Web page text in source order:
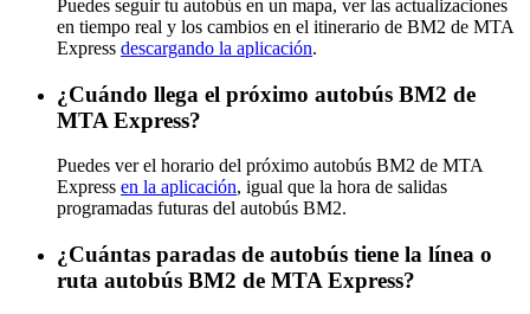
Puedes seguir tu autobús en un mapa, ver las actualizaciones
en tiempo real y los cambios en el itinerario de BM2 de MTA
Express descargando la aplicación.
¿Cuándo llega el próximo autobús BM2 de
MTA Express?
Puedes ver el horario del próximo autobús BM2 de MTA
Express en la aplicación, igual que la hora de salidas
programadas futuras del autobús BM2.
¿Cuántas paradas de autobús tiene la línea o
ruta autobús BM2 de MTA Express?